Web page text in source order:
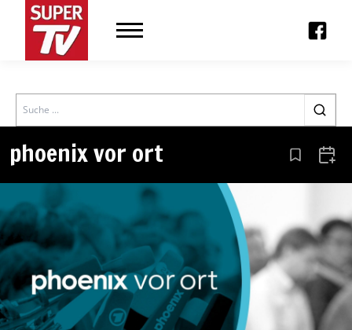
Search
phoenix vor ort Aus den